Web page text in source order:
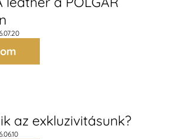
az exkluzivitásunk?